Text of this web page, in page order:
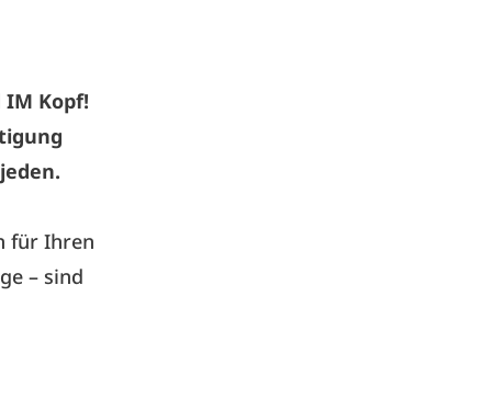
IM Kopf!
für Ihren
– sind